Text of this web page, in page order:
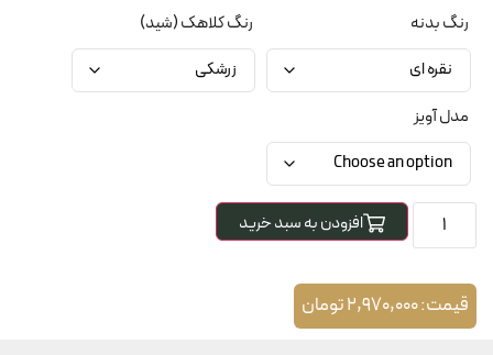
رنگ بدنه رنگ کلاهک (شید)
مدل آویز
افزودن به سبد خرید
قیمت:2,970,000تومان